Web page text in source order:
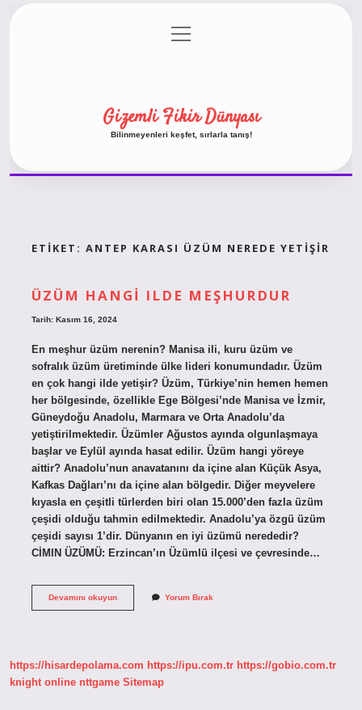
Gizlilik Politikası
menüyü
aç
Gizemli Fikir Dünyası
Bilinmeyenleri keşfet, sırlarla tanış!
ETIKET: ANTEP KARASI ÜZÜM NEREDE YETIŞIR
ÜZÜM HANGI ILDE MEŞHURDUR
Tarih: Kasım 16, 2024
En meşhur üzüm nerenin? Manisa ili, kuru üzüm ve
sofralık üzüm üretiminde ülke lideri konumundadır. Üzüm
en çok hangi ilde yetişir? Üzüm, Türkiye’nin hemen hemen
her bölgesinde, özellikle Ege Bölgesi’nde Manisa ve İzmir,
Güneydoğu Anadolu, Marmara ve Orta Anadolu’da
yetiştirilmektedir. Üzümler Ağustos ayında olgunlaşmaya
başlar ve Eylül ayında hasat edilir. Üzüm hangi yöreye
aittir? Anadolu’nun anavatanını da içine alan Küçük Asya,
Kafkas Dağları’nı da içine alan bölgedir. Diğer meyvelere
kıyasla en çeşitli türlerden biri olan 15.000’den fazla üzüm
çeşidi olduğu tahmin edilmektedir. Anadolu’ya özgü üzüm
çeşidi sayısı 1’dir. Dünyanın en iyi üzümü nerededir?
CİMIN ÜZÜMÜ: Erzincan’ın Üzümlü ilçesi ve çevresinde…
Devamını okuyunÜzüm
Yorum Bırak
https://hisardepolama.com https://ipu.com.tr https://gobio.com.tr
knight online nttgame Sitemap